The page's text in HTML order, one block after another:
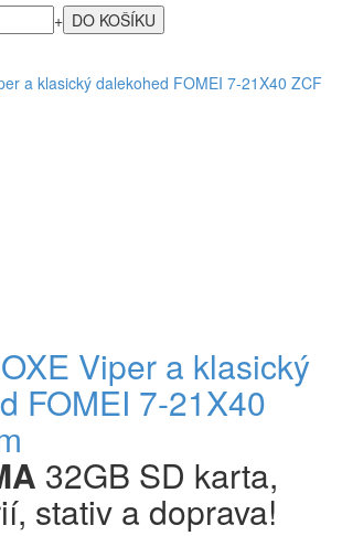
+
Viper a klasický
FOMEI 7-21X40
32GB SD karta,
stativ a doprava!